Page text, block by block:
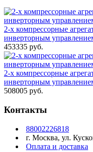
2-х компрессорные
инверторным
453335 руб.
2-х компрессорные
инверторным
508005 руб.
Контакты
88002226818
г. Москва, ул.
Оплата и доставка